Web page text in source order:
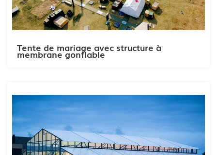
Tente de mariage avec structure à
membrane gonflable